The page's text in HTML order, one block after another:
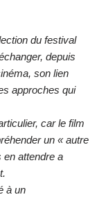
du festival
depuis
son lien
approches qui
car le film
un « autre
en attendre a
à un